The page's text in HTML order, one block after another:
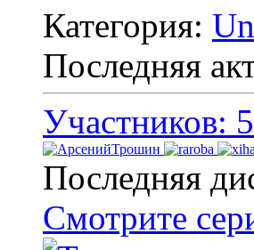
Категория:
Последняя
Участников: 5
Последняя
Смотрите